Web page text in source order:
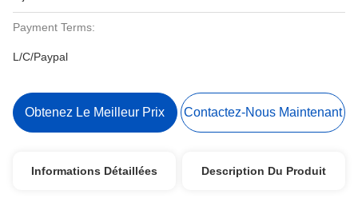
Payment Terms:
L/C/Paypal
Obtenez Le Meilleur Prix Contactez-Nous Maintenant
Informations Détaillées Description Du Produit